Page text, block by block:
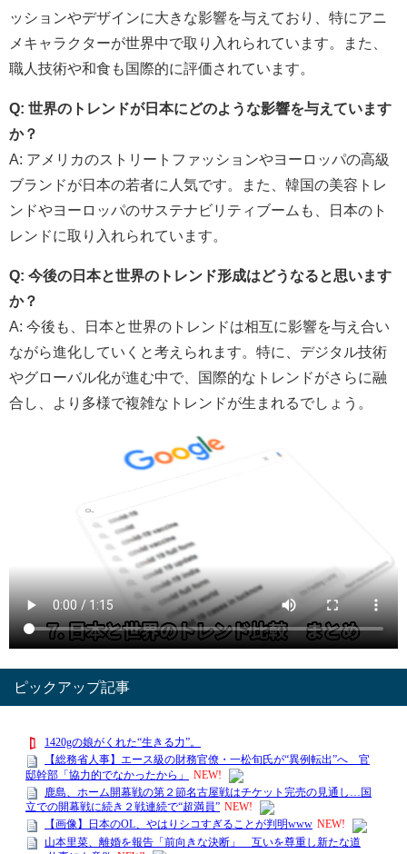
ッションやデザインに大きな影響を与えており、特にアニ
メキャラクターが世界中で取り入れられています。また、
職人技術や和食も国際的に評価されています。
Q: 世界のトレンドが日本にどのような影響を与えています
か？
A: アメリカのストリートファッションやヨーロッパの高級
ブランドが日本の若者に人気です。また、韓国の美容トレ
ンドやヨーロッパのサステナビリティブームも、日本のト
レンドに取り入れられています。
Q: 今後の日本と世界のトレンド形成はどうなると思います
か？
A: 今後も、日本と世界のトレンドは相互に影響を与え合い
ながら進化していくと考えられます。特に、デジタル技術
やグローバル化が進む中で、国際的なトレンドがさらに融
合し、より多様で複雑なトレンドが生まれるでしょう。
ピックアップ記事